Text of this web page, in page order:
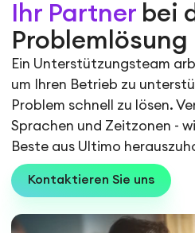
Ihr Partner bei
Problemlösung
Ein Unterstützungsteam
um Ihren Betrieb zu
Problem schnell zu lösen.
Sprachen und Zeitzonen -
Beste aus Ultimo
Kontaktieren Sie uns